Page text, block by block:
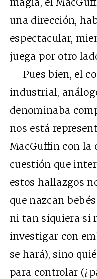
magia, el
una dirección,
espectacular,
juega por otro
Pues bien, el
industrial,
denominaba
nos está
MacGuffin con la
cuestión que
estos hallazgos
que nazcan
ni tan siquiera si
investigar con
se hará), sino
para controlar